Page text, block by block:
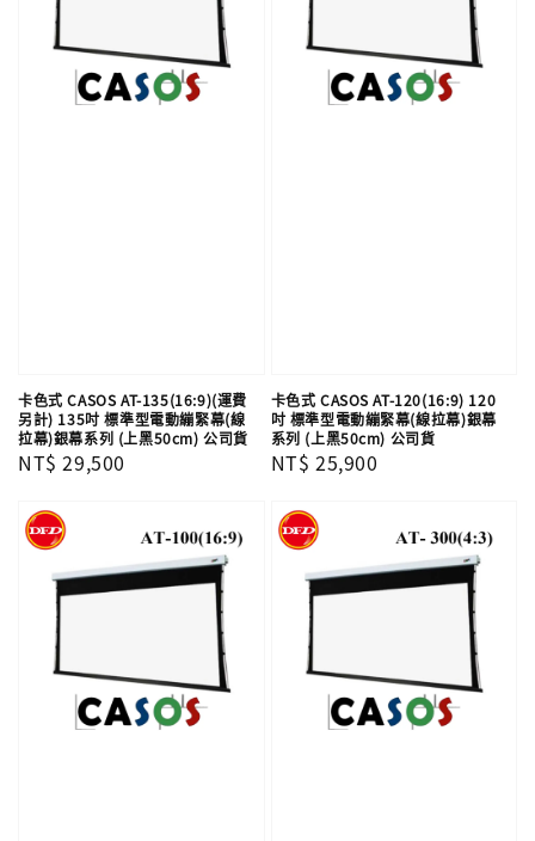
卡色式 CASOS AT-135(16:9)(運費
另計) 135吋 標準型電動繃緊幕(線
拉幕)銀幕系列 (上黑50cm) 公司貨
Regular
NT$ 29,500
卡色式 CASOS AT-120(16:9) 120
吋 標準型電動繃緊幕(線拉幕)銀幕
系列 (上黑50cm) 公司貨
Regular
NT$ 25,900